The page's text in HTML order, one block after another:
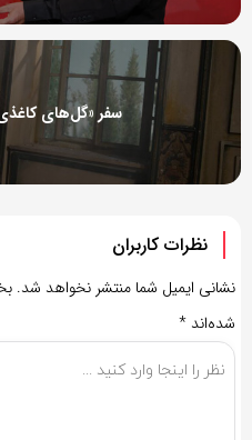
سفر «گل‌های کاغذی»
نظرات کاربران
نشانی ایمیل شما منتشر نخواهد شد.
شده‌اند *